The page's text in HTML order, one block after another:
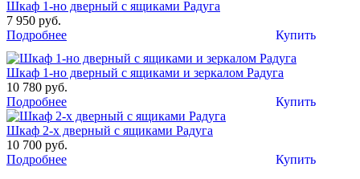
Шкаф 1-но дверный с ящиками Радуга
7 950 руб.
Купить
Подробнее
Шкаф 1-но дверный с ящиками и зеркалом Радуга
10 780 руб.
Купить
Подробнее
Шкаф 2-х дверный с ящиками Радуга
10 700 руб.
Купить
Подробнее